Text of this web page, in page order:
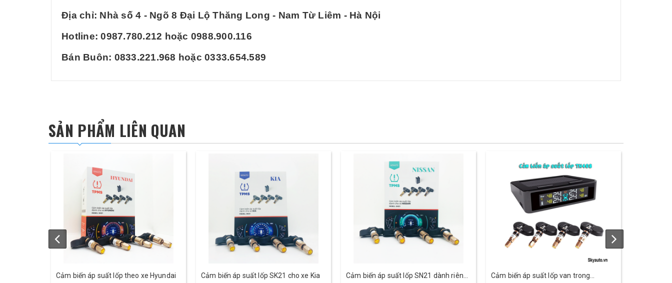
Địa chỉ: Nhà số 4 - Ngõ 8 Đại Lộ Thăng Long - Nam Từ Liêm - Hà Nội
Hotline: 0987.780.212 hoặc 0988.900.116
Bán Buôn: 0833.221.968 hoặc 0333.654.589
SẢN PHẨM LIÊN QUAN
Cảm biến áp suất lốp theo xe Hyundai Cảm biến áp suất lốp SK21 cho xe Kia
Cảm biến áp suất lốp SN21 dành riêng
Cảm biến áp suất lốp van trong